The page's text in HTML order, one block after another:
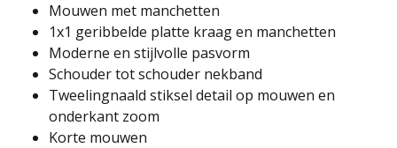
Mouwen met manchetten
1x1 geribbelde platte kraag en manchetten
Moderne en stijlvolle pasvorm
Schouder tot schouder nekband
Tweelingnaald stiksel detail op mouwen en
onderkant zoom
Korte mouwen